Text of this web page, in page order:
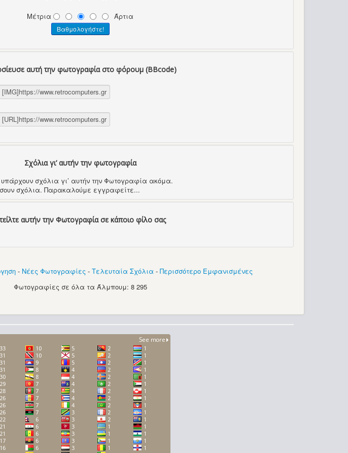
Μέτρια Άρτια
αυτή την φωτογραφία στο φόρουμ (BBcode)
Σχόλια γι’ αυτήν την φωτογραφία
σχόλια γι’ αυτήν την Φωτογραφία ακόμα.
σχόλια. Παρακαλούμε εγγραφείτε...
αυτήν την Φωτογραφία σε κάποιο φίλο σας
- Νέες Φωτογραφίες - Τελευταία Σχόλια - Περισσότερο Εμφανισμένες
Φωτογραφίες σε όλα τα Άλμπουμ: 8 295